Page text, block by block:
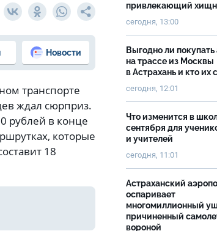
Новости
транспорте
ждал сюрприз.
рублей в конце
которые
18
привлекающий
сегодня, 13:00
Выгодно ли
на трассе из Москвы
в Астрахань и кто их
сегодня, 12:01
Что изменится в
сентября для
и учителей
сегодня, 11:01
Астраханский
оспаривает
многомиллионный
причиненный
вороной